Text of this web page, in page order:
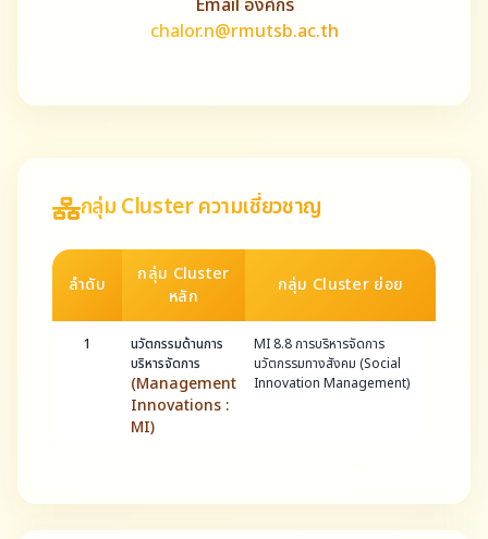
Email องค์กร
chalor.n@rmutsb.ac.th
กลุ่ม Cluster ความเชี่ยวชาญ
ลำดับ
กลุ่ม Cluster
หลัก
กลุ่ม Cluster ย่อย
1
นวัตกรรมด้านการ
บริหารจัดการ
(Management
Innovations :
MI)
MI 8.8 การบริหารจัดการ
นวัตกรรมทางสังคม (Social
Innovation Management)